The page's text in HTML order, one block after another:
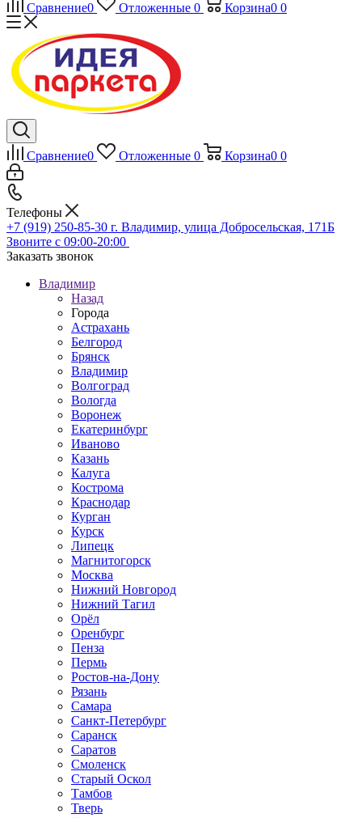
Сравнение0 Отложенные 0 Корзина0 0
Сравнение0 Отложенные 0 Корзина0 0
Телефоны
+7 (919) 250-85-30 г. Владимир, улица Добросельская, 171Б
Звоните с 09:00-20:00
Заказать звонок
Владимир
Назад
Города
Астрахань
Белгород
Брянск
Владимир
Волгоград
Вологда
Воронеж
Екатеринбург
Иваново
Казань
Калуга
Кострома
Краснодар
Курган
Курск
Липецк
Магнитогорск
Москва
Нижний Новгород
Нижний Тагил
Орёл
Оренбург
Пенза
Пермь
Ростов‑на‑Дону
Рязань
Самара
Санкт‑Петербург
Саранск
Саратов
Смоленск
Старый Оскол
Тамбов
Тверь